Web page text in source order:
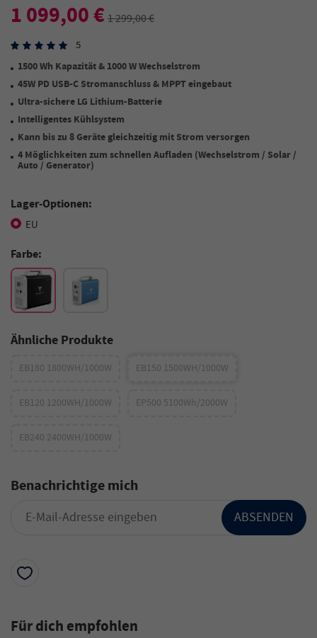
1 099,00 €1 299,00 €
5
1500 Wh Kapazität & 1000 W Wechselstrom
45W PD USB-C Stromanschluss & MPPT eingebaut
Ultra-sichere LG Lithium-Batterie
Intelligentes Kühlsystem
Kann bis zu 8 Geräte gleichzeitig mit Strom versorgen
4 Möglichkeiten zum schnellen Aufladen (Wechselstrom / Solar /
Auto / Generator)
Lager-Optionen:
EU
Farbe:
Ähnliche Produkte
EB180 1800WH/1000W EB150 1500WH/1000W
EB120 1200WH/1000W EP500 5100Wh/2000W
EB240 2400WH/1000W
Benachrichtige mich
ABSENDEN
Für dich empfohlen